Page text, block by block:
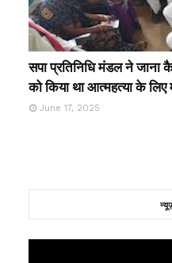
सपा प्रतिनिधि मंडल ने जाना
को किया था आत्महत्या के
June 17, 2025